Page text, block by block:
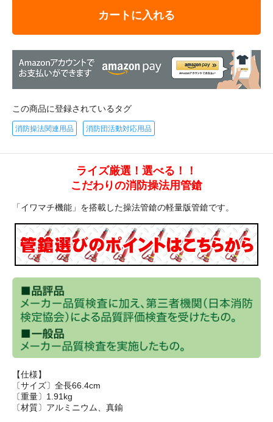
カートに入れる
この商品に登録されているタグ
消防操法関連用品 消防団活動対応用品
ライズ厳選！選べる！！
こだわりの消防操法用管鎗
「イワマチ機能」を搭載した操法管鎗の軽量版管鎗です。
【仕様】
〔サイズ〕全長66.4cm
〔重量〕1.91kg
〔材質〕アルミニウム、真鍮